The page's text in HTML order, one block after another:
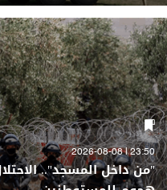
23:50 | 2026-08-08